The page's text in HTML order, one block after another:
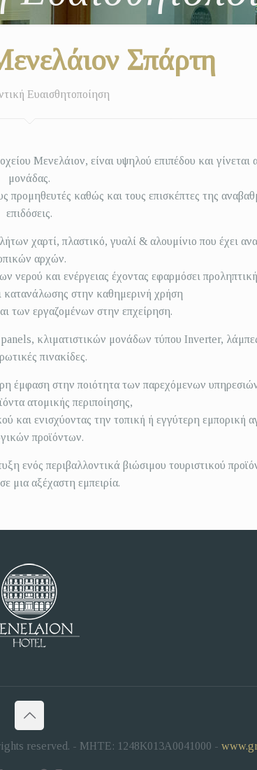
Σπάρτη
Ευαισθητοποίηση
Μενελάιον, είναι υψηλού επιπέδου και γίνεται
μονάδας.
καθώς και τους επισκέπτες της
επιδόσεις.
χαρτί, πλαστικό, γυαλί & αλουμίνιο που έχει
αρχών.
και ενέργειας έχοντας εφαρμόσει
κατανάλωσης στην καθημερινή χρήση
των εργαζομένων στην επχείρηση.
κλιματιστικών μονάδων τύπου Inverter,
πινακίδες.
έμφαση στην ποιότητα των παρεχόμενων
ατομικής περιποίησης,
και ενισχύοντας την τοπική ή εγγύτερη εμπορική
προϊόντων.
ενός περιβαλλοντικά βιώσιμου τουριστικού
μια αξέχαστη εμπειρία.
reserved. - MHTE: 1248K013A0041000 -